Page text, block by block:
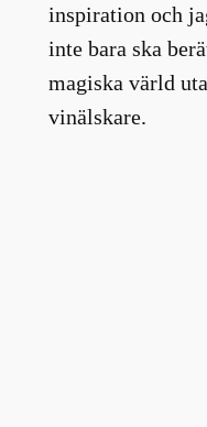
inspiration och
inte bara ska
magiska värld
vinälskare.